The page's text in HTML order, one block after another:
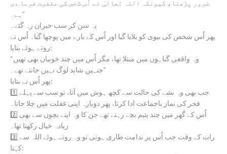
ضرور پڑھنا، کیونکہ اللہ تعالیٰ نے اُس شخص کی مغفرت فرما دی
ہے۔”
یہ سن کر سب حیران رہ گئے۔
پھر اُس شخص کی بیوی کو بلایا گیا اور اُس کے بارے میں پوچھا گیا۔ اُس نے
روتے ہوئے بتایا:
“وہ واقعی گناہوں میں مبتلا تھا، مگر اُس میں چند خوبیاں بھی تھیں
جنہیں شاید لوگ نہیں جانتے تھے۔”
پھر اُس نے بتایا:
1️⃣ جب بھی وہ نشے کی حالت سے کچھ ہوش میں آتا، تو سب سے پہلے
فجر کی نماز باجماعت ادا کرتا، پھر دوبارہ اپنی غفلت میں چلا جاتا۔
2️⃣ اُس کے گھر میں چند یتیم بچے رہتے تھے جن کا وہ اپنے بچوں سے بھی
زیادہ خیال رکھتا تھا۔
3️⃣ رات کے وقت جب اُس پر ندامت طاری ہوتی تو وہ روتے ہوئے اللہ سے
کہتا: